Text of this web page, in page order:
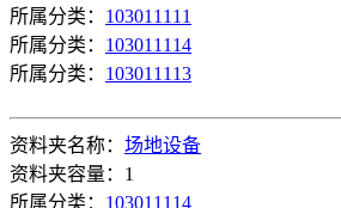
所属分类： 103011111
所属分类： 103011114
所属分类： 103011113
资料夹名称： 场地设备
资料夹容量：1
所属分类： 103011114